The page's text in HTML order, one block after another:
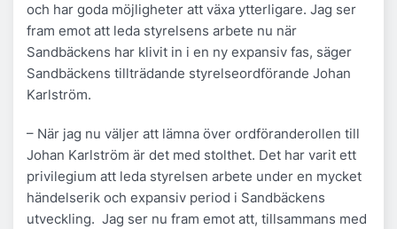
och har goda möjligheter att växa ytterligare. Jag ser
fram emot att leda styrelsens arbete nu när
Sandbäckens har klivit in i en ny expansiv fas, säger
Sandbäckens tillträdande styrelseordförande Johan
Karlström.
– När jag nu väljer att lämna över ordföranderollen till
Johan Karlström är det med stolthet. Det har varit ett
privilegium att leda styrelsen arbete under en mycket
händelserik och expansiv period i Sandbäckens
utveckling. Jag ser nu fram emot att, tillsammans med